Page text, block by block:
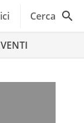
Cerca